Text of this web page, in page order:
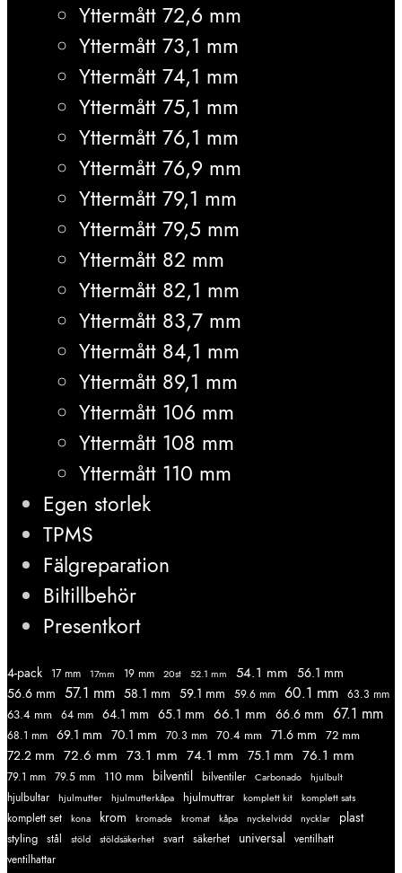
Yttermått 72,6 mm
Yttermått 73,1 mm
Yttermått 74,1 mm
Yttermått 75,1 mm
Yttermått 76,1 mm
Yttermått 76,9 mm
Yttermått 79,1 mm
Yttermått 79,5 mm
Yttermått 82 mm
Yttermått 82,1 mm
Yttermått 83,7 mm
Yttermått 84,1 mm
Yttermått 89,1 mm
Yttermått 106 mm
Yttermått 108 mm
Yttermått 110 mm
Egen storlek
TPMS
Fälgreparation
Biltillbehör
Presentkort
4-pack 17 mm 17mm 19 mm 20st 52.1 mm 54.1 mm 56.1 mm
56.6 mm 57.1 mm 58.1 mm 59.1 mm 59.6 mm 60.1 mm 63.3 mm
63.4 mm 64 mm 64.1 mm 65.1 mm 66.1 mm 66.6 mm 67.1 mm
68.1 mm 69.1 mm 70.1 mm 70.3 mm 70.4 mm 71.6 mm 72 mm
72.2 mm 72.6 mm 73.1 mm 74.1 mm 75.1 mm 76.1 mm
79.1 mm 79.5 mm 110 mm bilventil bilventiler Carbonado hjulbult
hjulbultar hjulmutter hjulmutterkåpa hjulmuttrar komplett kit komplett sats
komplett set kona krom kromade kromat kåpa nyckelvidd nycklar
plast
styling
stål stöld stöldsäkerhet svart säkerhet universal ventilhatt
ventilhattar